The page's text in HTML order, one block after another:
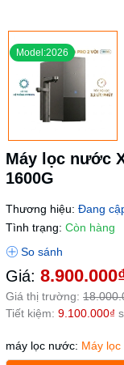
Model:2026
Máy lọc nước
1600G
Thương hiệu: Đang
Tình trạng: Còn hàng
Giá:
Giá thị trường:
Tiết kiệm: 9.100.000₫
máy lọc nước: Máy